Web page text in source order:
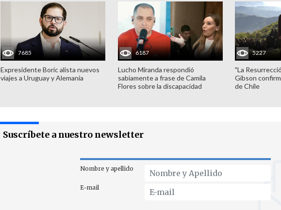
7685
Expresidente Boric alista nuevos
viajes a Uruguay y Alemania
6187
Lucho Miranda respondió
sabiamente a frase de Camila
Flores sobre la discapacidad
5227
"La
Gibson
de Chile
Suscríbete a nuestro newsletter
Nombre y apellido
E-mail